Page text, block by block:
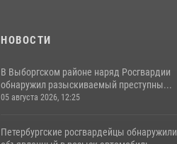
НОВОСТИ
В Выборгском районе наряд Росгвардии
обнаружил разыскиваемый преступны...
05 августа 2026, 12:25
Петербургские росгвардейцы обнаружили